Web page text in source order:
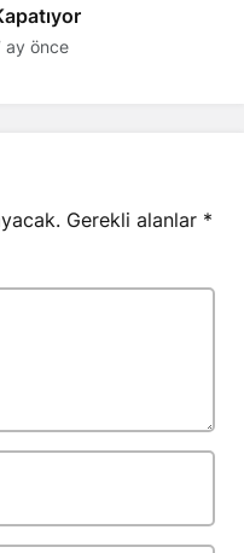
ay önce
Gerekli alanlar *